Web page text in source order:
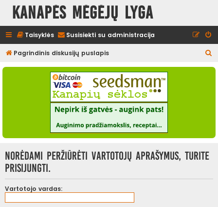
Kanapės mėgėjų lyga
Taisyklės Susisiekti su administracija
Pagrindinis diskusijų puslapis
e
Norėdami peržiūrėti vartotojų aprašymus, turite
prisijungti.
Vartotojo vardas: